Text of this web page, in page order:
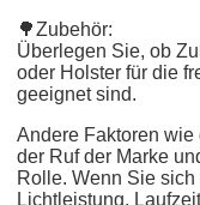
🌳Zubehör:
Überlegen Sie, ob
oder Holster für die
geeignet sind.
Andere Faktoren
der Ruf der Marke
Rolle. Wenn Sie
Lichtleistung,